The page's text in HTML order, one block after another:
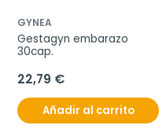
GYNEA
Gestagyn embarazo
30cap.
22,79 €
Añadir al carrito